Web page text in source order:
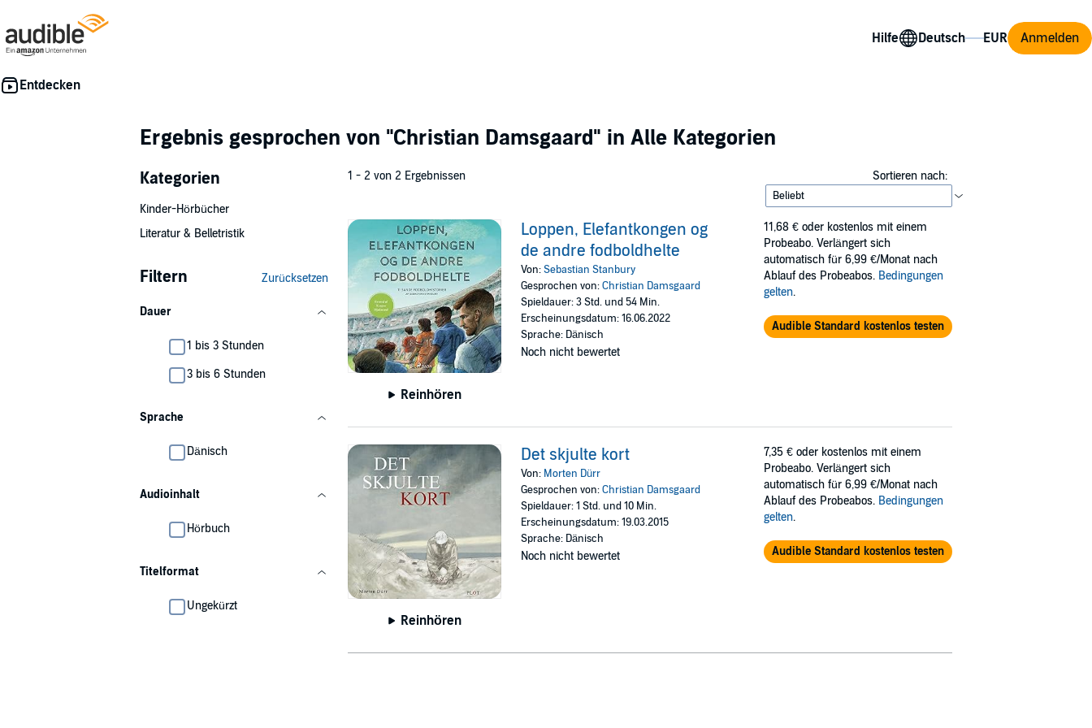
Hilfe Anmelden
Ergebnis gesprochen von "Christian Damsgaard" in Alle Kategorien
Kategorien
Kinder-Hörbücher
Literatur & Belletristik
Filtern Zurücksetzen
Dauer
1 bis 3 Stunden
3 bis 6 Stunden
Sprache
Dänisch
Audioinhalt
Hörbuch
Titelformat
Ungekürzt
1 - 2 von 2 Ergebnissen Sortieren nach:
Reinhören
Loppen, Elefantkongen og
de andre fodboldhelte
Von:Sebastian Stanbury
Gesprochen von:Christian Damsgaard
Spieldauer: 3 Std. und 54 Min.
Erscheinungsdatum: 16.06.2022
Sprache: Dänisch
Noch nicht bewertet
11,68 € oder kostenlos mit einem
Probeabo. Verlängert sich
automatisch für 6,99 €/Monat nach
Ablauf des Probeabos. Bedingungen
gelten.
Audible Standard kostenlos testen
Reinhören
Det skjulte kort
Von: Morten Dürr
Gesprochen von:Christian Damsgaard
Spieldauer: 1 Std. und 10 Min.
Erscheinungsdatum: 19.03.2015
Sprache: Dänisch
Noch nicht bewertet
7,35 € oder kostenlos mit einem
Probeabo. Verlängert sich
automatisch für 6,99 €/Monat nach
Ablauf des Probeabos. Bedingungen
gelten.
Audible Standard kostenlos testen